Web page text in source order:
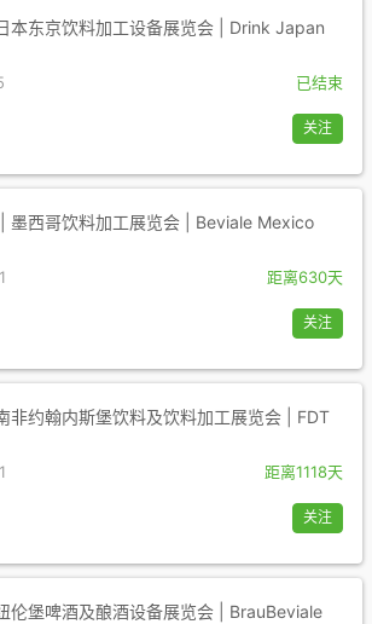
本东京饮料加工设备展览会 | Drink Japan
已结束
关注
墨西哥饮料加工展览会 | Beviale Mexico
距离630天
关注
非约翰内斯堡饮料及饮料加工展览会 | FDT
距离1118天
关注
伦堡啤酒及酿酒设备展览会 | BrauBeviale